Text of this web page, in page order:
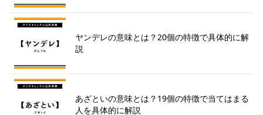
ヤンデレの意味とは？20個の特徴で具体的に解
説
あざといの意味とは？19個の特徴で当てはまる
人を具体的に解説